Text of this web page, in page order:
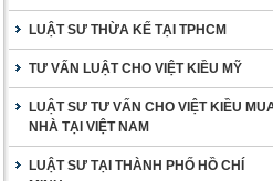
LUẬT SƯ THỪA KẾ TẠI TPHCM
TƯ VẤN LUẬT CHO VIỆT KIỀU MỸ
LUẬT SƯ TƯ VẤN CHO VIỆT KIỀU
NHÀ TẠI VIỆT NAM
LUẬT SƯ TẠI THÀNH PHỐ HỒ CHÍ